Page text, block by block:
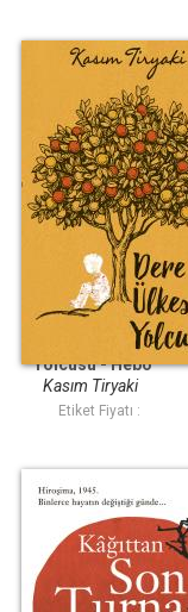
Dere Ülkesinin
Yolcusu - Hebo
Kasım Tiryaki
Etiket Fiyatı :